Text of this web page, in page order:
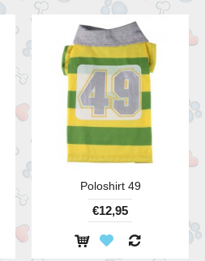
Poloshirt 49
€12,95